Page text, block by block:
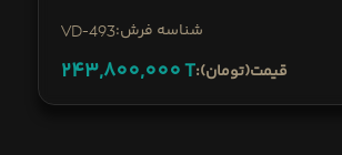
VD-493 :شناسه فرش
243,800,000T :قیمت(تومان)